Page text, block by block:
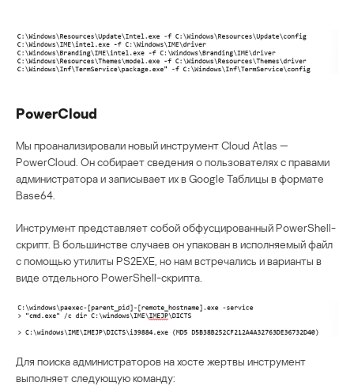
PowerCloud
Мы проанализировали новый инструмент Cloud Atlas —
PowerCloud. Он собирает сведения о пользователях с правами
администратора и записывает их в Google Таблицы в формате
Base64.
Инструмент представляет собой обфусцированный PowerShell-
скрипт. В большинстве случаев он упакован в исполняемый файл
с помощью утилиты PS2EXE, но нам встречались и варианты в
виде отдельного PowerShell-скрипта.
Для поиска администраторов на хосте жертвы инструмент
выполняет следующую команду: